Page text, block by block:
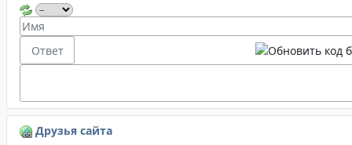
Друзья сайта